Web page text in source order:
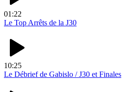
01:22
Le Top Arrêts de la J30
10:25
Le Débrief de Gabislo / J30 et Finales